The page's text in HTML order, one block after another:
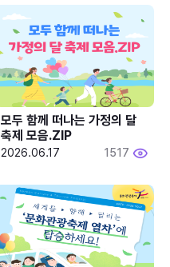
모두 함께 떠나는 가정의 달
축제 모음.ZIP
2026.06.17 1517